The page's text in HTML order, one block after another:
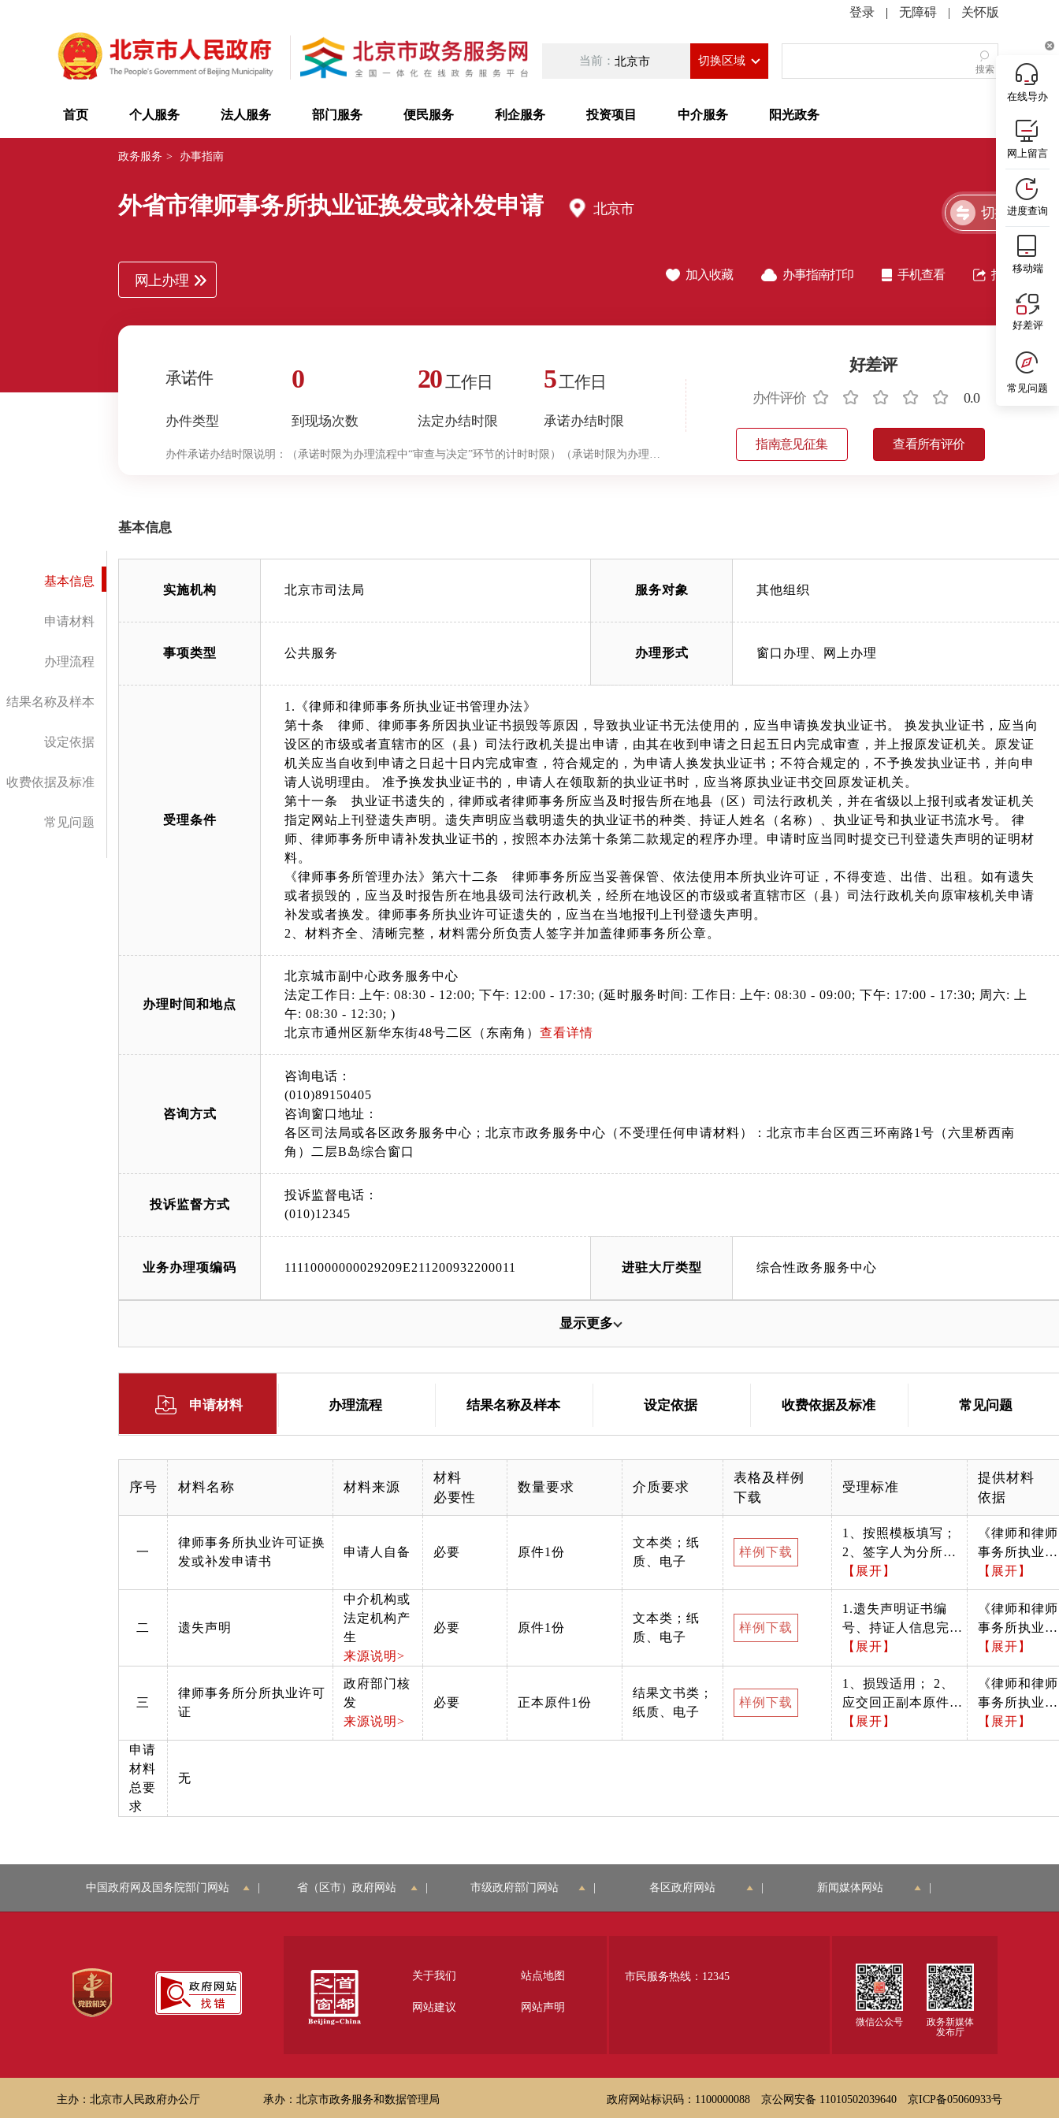
| 无障碍 | 关怀版
当前： 北京市 切换区域
搜索
首页 个人服务 法人服务 部门服务 便民服务 利企服务 投资项目 中介服务 阳光政务
政务服务 > 办事指南
外省市律师事务所执业证换发或补发申请 北京市 切换简洁版
网上办理 加入收藏 办事指南打印 手机查看 指南分享
承诺件
办件类型
0
到现场次数
20工作日
法定办结时限
5工作日
承诺办结时限
好差评
办件评价 0.0
指南意见征集 查看所有评价
办件承诺办结时限说明：
（承诺时限为办理流程中“审查与决定”环节的计时时限）（承诺时限为办理流
基本信息
申请材料
办理流程
结果名称及样本
设定依据
收费依据及标准
常见问题
基本信息
实施机构 北京市司法局 服务对象 其他组织
事项类型 公共服务 办理形式 窗口办理、网上办理
受理条件
1.《律师和律师事务所执业证书管理办法》
第十条 律师、律师事务所因执业证书损毁等原因，导致执业证书无法使用的，应当申请换发执业证书。 换发执业证书，应当向
设区的市级或者直辖市的区（县）司法行政机关提出申请，由其在收到申请之日起五日内完成审查，并上报原发证机关。原发证
机关应当自收到申请之日起十日内完成审查，符合规定的，为申请人换发执业证书；不符合规定的，不予换发执业证书，并向申
请人说明理由。 准予换发执业证书的，申请人在领取新的执业证书时，应当将原执业证书交回原发证机关。
第十一条 执业证书遗失的，律师或者律师事务所应当及时报告所在地县（区）司法行政机关，并在省级以上报刊或者发证机关
指定网站上刊登遗失声明。遗失声明应当载明遗失的执业证书的种类、持证人姓名（名称）、执业证号和执业证书流水号。 律
师、律师事务所申请补发执业证书的，按照本办法第十条第二款规定的程序办理。申请时应当同时提交已刊登遗失声明的证明材
料。
《律师事务所管理办法》第六十二条 律师事务所应当妥善保管、依法使用本所执业许可证，不得变造、出借、出租。如有遗失
或者损毁的，应当及时报告所在地县级司法行政机关，经所在地设区的市级或者直辖市区（县）司法行政机关向原审核机关申请
补发或者换发。律师事务所执业许可证遗失的，应当在当地报刊上刊登遗失声明。
2、材料齐全、清晰完整，材料需分所负责人签字并加盖律师事务所公章。
办理时间和地点
北京城市副中心政务服务中心
法定工作日: 上午: 08:30 - 12:00; 下午: 12:00 - 17:30; (延时服务时间: 工作日: 上午: 08:30 - 09:00; 下午: 17:00 - 17:30; 周六: 上
午: 08:30 - 12:30; )
北京市通州区新华东街48号二区（东南角） 查看详情
咨询方式
咨询电话：
(010)89150405
咨询窗口地址：
各区司法局或各区政务服务中心；北京市政务服务中心（不受理任何申请材料）：北京市丰台区西三环南路1号（六里桥西南
角）二层B岛综合窗口
投诉监督方式
投诉监督电话：
(010)12345
业务办理项编码 11110000000029209E211200932200011 进驻大厅类型 综合性政务服务中心
显示更多
申请材料 办理流程 结果名称及样本 设定依据 收费依据及标准 常见问题
序号 材料名称 材料来源
材料
必要性
数量要求 介质要求
表格及样例
下载
受理标准
提供材料
依据
一
律师事务所执业许可证换
发或补发申请书
申请人自备 必要 原件1份
文本类；纸
质、电子
样例下载
1、按照模板填写；
2、签字人为分所负
责人，姓名、身份证
与执业证信息一致；
3、加盖律所公章；
4、A4纸打印。
【展开】
《律师和律师
事务所执业证
书管理办法》
第十条 律
师、律师事务
所因执业证书
损毁等原因，
导致执业证书
无法使用的，
应当申请换发
执业证书。
发执业证书，
司法行政机关
上报原发证机
定的，不予换
发执业证书，
【展开】
二 遗失声明
中介机构或
法定机构产
生
来源说明>
必要 原件1份
文本类；纸
质、电子
样例下载
1.遗失声明证书编
号、持证人信息完
整。 2.将报头、声明
内容剪下粘贴于一张
A4纸上。 3.未遗失
的正本或副本应在申
请时一并交回。 4.遗
失补领适用。
【展开】
《律师和律师
事务所执业证
书管理办法》
第十条 律
师、律师事务
所因执业证书
损毁等原因，
导致执业证书
发执业证书，
提出申请，由
查，符合规定
的，为申请人
【展开】
三
律师事务所分所执业许可
证
政府部门核
发
来源说明>
必要 正本原件1份
结果文书类；
纸质、电子
样例下载
1、损毁适用； 2、
应交回正副本原件；
3、与申请单位信息
一致； 4、真实有
【展开】
《律师和律师
事务所执业证
书管理办法》
第十条 律
导致执业证书
应当向设区的
关。原发证机
关应当自收到
【展开】
申请
材料
总要
求
无
在线导办
网上留言
进度查询
移动端
好差评
常见问题
中国政府网及国务院部门网站 省（区市）政府网站 市级政府部门网站 各区政府网站 新闻媒体网站
关于我们 站点地图
网站建议 网站声明
市民服务热线：12345
微信公众号
政务新媒体
发布厅
主办：北京市人民政府办公厅 承办：北京市政务服务和数据管理局 政府网站标识码：1100000088 京公网安备 11010502039640 京ICP备05060933号